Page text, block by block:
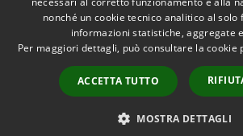
RSS
Accessibilità
nonché un cookie tecnico analitico al solo
informazioni statistiche, aggregate
Per maggiori dettagli, può consultare la cookie
ACCETTA TUTTO
MOSTRA DETTAGLI